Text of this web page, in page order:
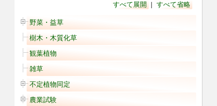
すべて展開 | すべて省略
野菜・益草
樹木・木質化草
観葉植物
雑草
不定植物同定
農業試験